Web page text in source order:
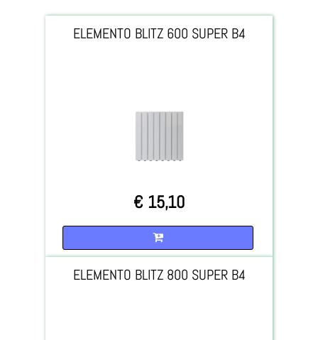
ELEMENTO BLITZ 600 SUPER B4
€ 15,10
ELEMENTO BLITZ 800 SUPER B4